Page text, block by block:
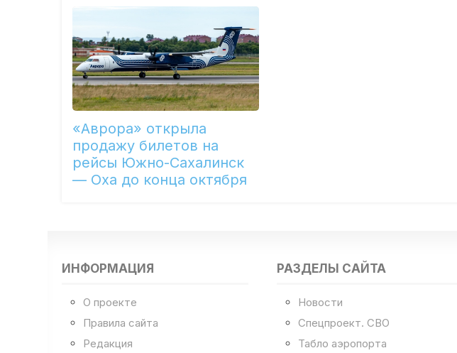
«Аврора» открыла
продажу билетов на
рейсы Южно-Сахалинск
— Оха до конца октября
ИНФОРМАЦИЯ
О проекте
Правила сайта
Редакция
РАЗДЕЛЫ САЙТА
Новости
Спецпроект. СВО
Табло аэропорта